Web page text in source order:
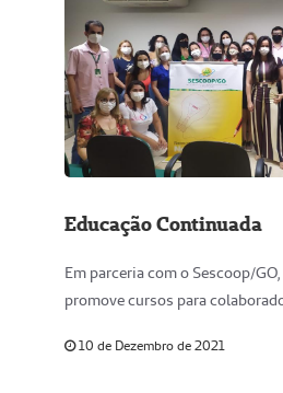
Educação Continuada
Em parceria com o Sescoop/
promove cursos para
10 de Dezembro de 2021